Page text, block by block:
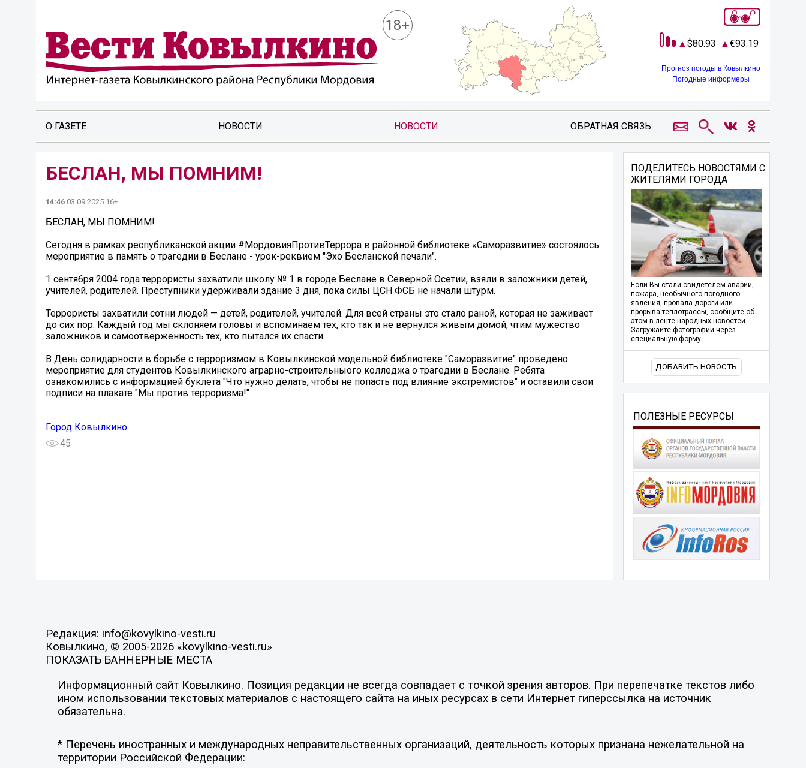
18+
80.93 93.19
Прогноз погоды в Ковылкино
Погодные информеры
О ГАЗЕТЕ НОВОСТИ НОВОСТИ ОБРАТНАЯ СВЯЗЬ
БЕСЛАН, МЫ ПОМНИМ!
14:46 03.09.2025 16+
БЕСЛАН, МЫ ПОМНИМ!
Сегодня в рамках республиканской акции #МордовияПротивТеррора в районной библиотеке «Саморазвитие» состоялось
мероприятие в память о трагедии в Беслане - урок-реквием "Эхо Бесланской печали".
1 сентября 2004 года террористы захватили школу № 1 в городе Беслане в Северной Осетии, взяли в заложники детей,
учителей, родителей. Преступники удерживали здание 3 дня, пока силы ЦСН ФСБ не начали штурм.
Террористы захватили сотни людей — детей, родителей, учителей. Для всей страны это стало раной, которая не заживает
до сих пор. Каждый год мы склоняем головы и вспоминаем тех, кто так и не вернулся живым домой, чтим мужество
заложников и самоотверженность тех, кто пытался их спасти.
В День солидарности в борьбе с терроризмом в Ковылкинской модельной библиотеке "Саморазвитие" проведено
мероприятие для студентов Ковылкинского аграрно-строительныого колледжа о трагедии в Беслане. Ребята
ознакомились с информацией буклета "Что нужно делать, чтобы не попасть под влияние экстремистов" и оставили свои
подписи на плакате "Мы против терроризма!"
Город Ковылкино
45
ПОДЕЛИТЕСЬ НОВОСТЯМИ С
ЖИТЕЛЯМИ ГОРОДА
Если Вы стали свидетелем аварии,
пожара, необычного погодного
явления, провала дороги или
прорыва теплотрассы, сообщите об
этом в ленте народных новостей.
Загружайте фотографии через
специальную форму.
ДОБАВИТЬ НОВОСТЬ
ПОЛЕЗНЫЕ РЕСУРСЫ
Редакция: info@kovylkino-vesti.ru
Ковылкино, © 2005-2026 «kovylkino-vesti.ru»
ПОКАЗАТЬ БАННЕРНЫЕ МЕСТА
Информационный сайт Ковылкино. Позиция редакции не всегда совпадает с точкой зрения авторов. При перепечатке текстов либо
ином использовании текстовых материалов с настоящего сайта на иных ресурсах в сети Интернет гиперссылка на источник
обязательна.
* Перечень иностранных и международных неправительственных организаций, деятельность которых признана нежелательной на
территории Российской Федерации: